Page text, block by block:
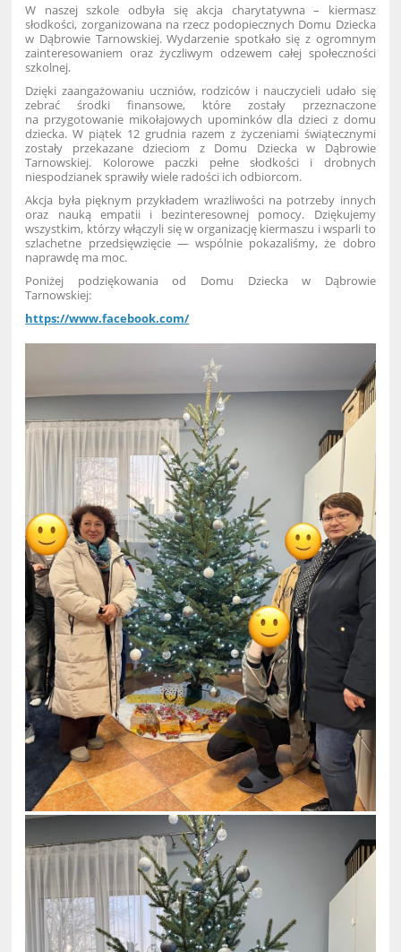
W naszej szkole odbyła się akcja charytatywna – kiermasz
słodkości, zorganizowana na rzecz podopiecznych Domu Dziecka
w Dąbrowie Tarnowskiej. Wydarzenie spotkało się z ogromnym
zainteresowaniem oraz życzliwym odzewem całej społeczności
szkolnej.
Dzięki zaangażowaniu uczniów, rodziców i nauczycieli udało się
zebrać środki finansowe, które zostały przeznaczone
na przygotowanie mikołajowych upominków dla dzieci z domu
dziecka.W piątek 12 grudnia razem z życzeniami świątecznymi
zostały przekazane dzieciom z Domu Dziecka w Dąbrowie
Tarnowskiej. Kolorowe paczki pełne słodkości i drobnych
niespodzianek sprawiły wiele radości ich odbiorcom.
Akcja była pięknym przykładem wrażliwości na potrzeby innych
oraz nauką empatii i bezinteresownej pomocy. Dziękujemy
wszystkim, którzy włączyli się w organizację kiermaszu i wsparli to
szlachetne przedsięwzięcie — wspólnie pokazaliśmy, że dobro
naprawdę ma moc.
Poniżej podziękowania od Domu Dziecka w Dąbrowie
Tarnowskiej:
https://www.facebook.com/